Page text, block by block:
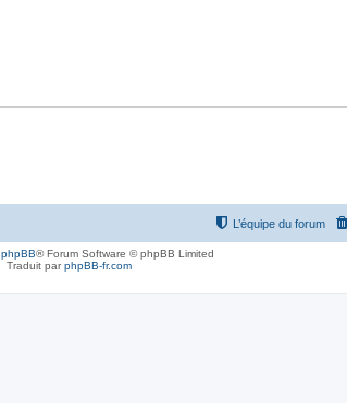
L’équipe du forum
phpBB® Forum Software © phpBB Limited
Traduit parphpBB-fr.com